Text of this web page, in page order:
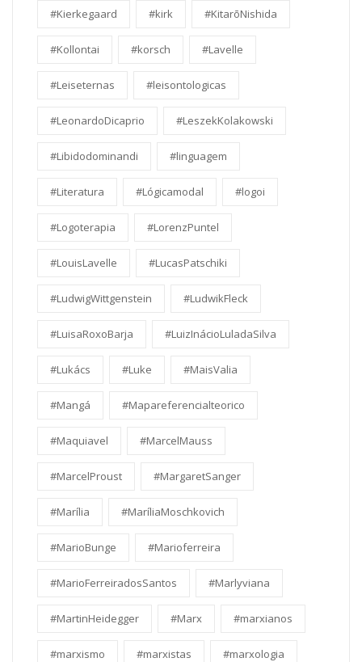
#Kierkegaard #kirk #KitarōNishida
#Kollontai #korsch #Lavelle
#Leiseternas #leisontologicas
#LeonardoDicaprio #LeszekKolakowski
#Libidodominandi #linguagem
#Literatura #Lógicamodal #logoi
#Logoterapia #LorenzPuntel
#LouisLavelle #LucasPatschiki
#LudwigWittgenstein #LudwikFleck
#LuisaRoxoBarja #LuizInácioLuladaSilva
#Lukács #Luke #MaisValia
#Mangá #Mapareferencialteorico
#Maquiavel #MarcelMauss
#MarcelProust #MargaretSanger
#Marília #MaríliaMoschkovich
#MarioBunge #Marioferreira
#MarioFerreiradosSantos #Marlyviana
#MartinHeidegger #Marx #marxianos
#marxismo #marxistas #marxologia